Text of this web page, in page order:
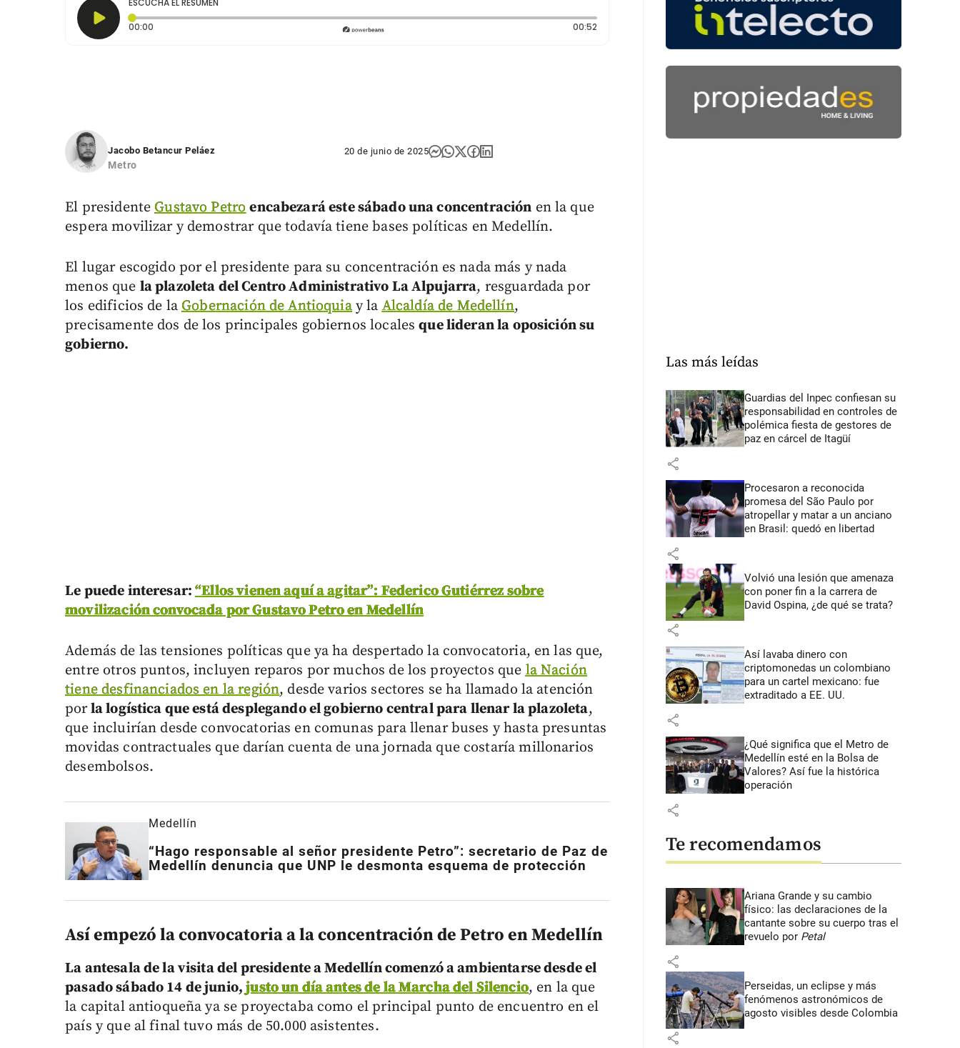
ESCUCHA EL RESUMEN
00:00
00:52Duración: 52 segundos
Jacobo Betancur Peláez
Metro
20 de junio de 2025
El presidenteGustavo Petro encabezará este sábado una concentración en la que
espera movilizar y demostrar que todavía tiene bases políticas en Medellín.
El lugar escogido por el presidente para su concentración es nada más y nada
menos que la plazoleta del Centro Administrativo La Alpujarra, resguardada por
los edificios de laGobernación de Antioquiay laAlcaldía de Medellín,
precisamente dos de los principales gobiernos localesque lideran la oposición su
gobierno.
Le puede interesar:“Ellos vienen aquí a agitar”: Federico Gutiérrez sobre
movilización convocada por Gustavo Petro en Medellín
Además de las tensiones políticas que ya ha despertado la convocatoria, en las que,
entre otros puntos, incluyen reparos por muchos de los proyectos quela Nación
tiene desfinanciados en la región, desde varios sectores se ha llamado la atención
porla logística que está desplegando el gobierno central para llenar la plazoleta,
que incluirían desde convocatorias en comunas para llenar buses y hasta presuntas
movidas contractuales que darían cuenta de una jornada que costaría millonarios
desembolsos.
Medellín
“Hago responsable al señor presidente Petro”: secretario de Paz de
Medellín denuncia que UNP le desmonta esquema de protección
Así empezó la convocatoria a la concentración de Petro en Medellín
La antesala de la visita del presidente a Medellín comenzó a ambientarse desde el
pasado sábado 14 de junio,justo un día antes de la Marcha del Silencio, en la que
la capital antioqueña ya se proyectaba como el principal punto de encuentro en el
país y que al final tuvo más de 50.000 asistentes.
Las más leídas
Guardias del Inpec confiesan su
responsabilidad en controles de
polémica fiesta de gestores de
paz en cárcel de Itagüí
share
Procesaron a reconocida
promesa del São Paulo por
atropellar y matar a un anciano
en Brasil: quedó en libertad
share
Volvió una lesión que amenaza
con poner fin a la carrera de
David Ospina, ¿de qué se trata?
share
Así lavaba dinero con
criptomonedas un colombiano
para un cartel mexicano: fue
extraditado a EE. UU.
share
¿Qué significa que el Metro de
Medellín esté en la Bolsa de
Valores? Así fue la histórica
operación
share
Te recomendamos
Ariana Grande y su cambio
físico: las declaraciones de la
cantante sobre su cuerpo tras el
revuelo por Petal
share
Perseidas, un eclipse y más
fenómenos astronómicos de
agosto visibles desde Colombia
share